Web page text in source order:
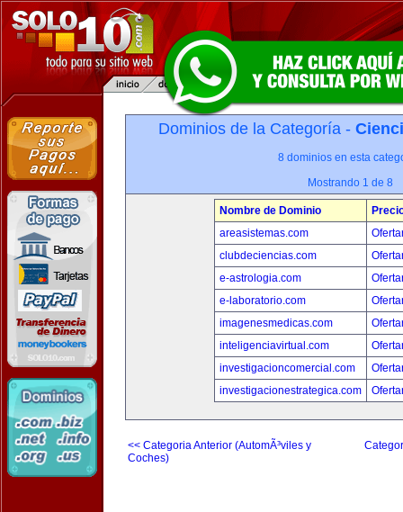
Dominios de la Categoría -
8 dominios en esta
Mostrando 1 de 8
Nombre de Dominio
areasistemas.com
clubdeciencias.com
e-astrologia.com
e-laboratorio.com
imagenesmedicas.com
inteligenciavirtual.com
investigacioncomercial.com
investigacionestrategica.com
<< Categoria Anterior (AutomÃ³viles y
Coches)